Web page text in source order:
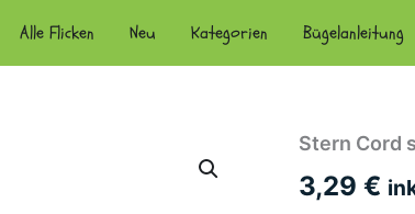
Alle Flicken Neu Kategorien Bügelanleitung
Stern Cord
3,29 €